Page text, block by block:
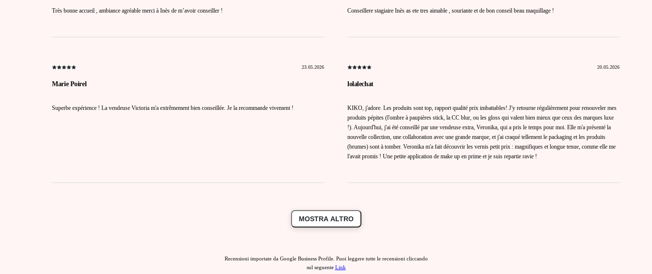
Très bonne accueil , ambiance agréable merci à Inès de m’avoir conseiller ! Conseillere stagiaire Inès as ete tres aimable , souriante et de bon conseil beau maquillage !
23.05.2026
Marie Poirel
Superbe expérience ! La vendeuse Victoria m'a extrêmement bien conseillée. Je la recommande vivement !
20.05.2026
lolalechat
KIKO, j'adore. Les produits sont top, rapport qualité prix imbattables! J'y retourne régulièrement pour renouveler mes
produits pépites (l'ombre à paupières stick, la CC blur, ou les gloss qui valent bien mieux que ceux des marques luxe
!). Aujourd'hui, j'ai été conseillé par une vendeuse extra, Veronika, qui a pris le temps pour moi. Elle m'a présenté la
nouvelle collection, une collaboration avec une grande marque, et j'ai craqué tellement le packaging et les produits
(brumes) sont à tomber. Veronika m'a fait découvrir les vernis petit prix : magnifiques et longue tenue, comme elle me
l'avait promis ! Une petite application de make up en prime et je suis repartie ravie !
MOSTRA ALTRO
Recensioni importate da Google Business Profile. Puoi leggere tutte le recensioni cliccando
sul seguente Link